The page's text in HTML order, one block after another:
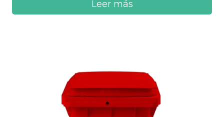
Leer más